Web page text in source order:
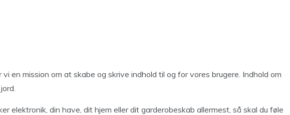
vi en mission om at skabe og skrive indhold til og for vores brugere. Indhold om
elektronik, din have, dit hjem eller dit garderobeskab allermest, så skal du føle